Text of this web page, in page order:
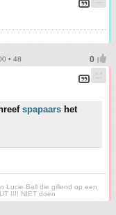
• 48
spapaars het
Lucie Ball die gillend op een
!!!! NIET doen